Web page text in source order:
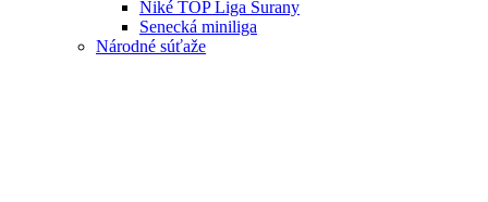
Niké TOP Liga Šurany
Senecká miniliga
Národné súťaže